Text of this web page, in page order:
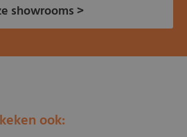
showrooms >
ook: